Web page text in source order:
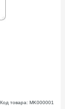
Код товара: MK000001